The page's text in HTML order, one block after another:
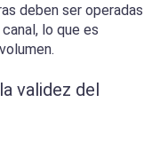
deben ser operadas
lo que es
validez del